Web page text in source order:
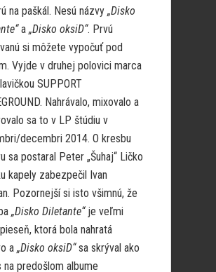
na paškál. Nesú názvy „Disko
a „Disko oksiD“. Prvú
si môžete vypočuť pod
Vyjde v druhej polovici marca
SUPPORT
Nahrávalo, mixovalo a
sa to v LP štúdiu v
decembri 2014. O kresbu
sa postaral Peter „Šuhaj“ Ličko
kapely zabezpečil Ivan
Pozornejší si isto všimnú, že
„Disko Diletante“je veľmi
ktorá bola nahratá
a „Disko oksiD“sa skrýval ako
na predošlom albume